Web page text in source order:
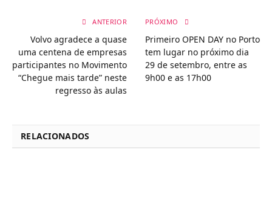
ANTERIOR
Volvo agradece a quase
uma centena de empresas
participantes no Movimento
“Chegue mais tarde” neste
regresso às aulas
PRÓXIMO
Primeiro OPEN DAY no Porto
tem lugar no próximo dia
29 de setembro, entre as
9h00 e as 17h00
RELACIONADOS